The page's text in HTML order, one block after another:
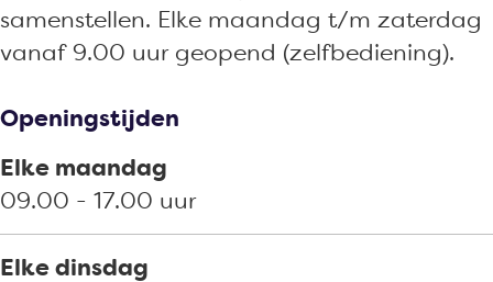
n
R
i
e
r
D
e
R
e
i
j
e
D
n
R
e
i
j
n
R
i
j
e
r
A
samenstellen. Elke maandag t/m zaterdag
vanaf 9.00 uur geopend (zelfbediening).
Openingstijden
Elke maandag
09.00 - 17.00 uur
Elke dinsdag